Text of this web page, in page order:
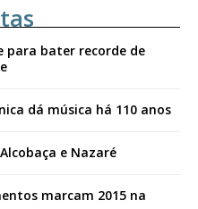
para bater recorde de
dá música há 110 anos
e Nazaré
marcam 2015 na